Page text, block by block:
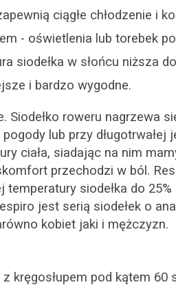
ciągłe chłodzenie i
- oświetlenia lub torebek
siodełka w słońcu niższa
i bardzo wygodne.
Siodełko roweru nagrzewa
lub przy długotrwałej
ciała, siadając na nim
przechodzi w ból.
temperatury siodełka do
jest serią siodełek o
kobiet jaki i mężczyzn.
kręgosłupem pod kątem 60